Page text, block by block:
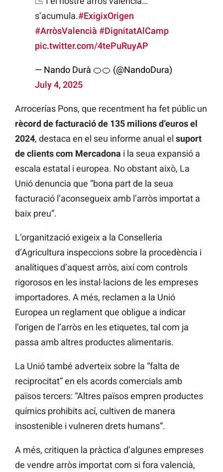
s’acumula.#ExigixOrigen
#ArròsValencià #DignitatAlCamp
pic.twitter.com/4tePuRuyAP
— Nando Durà 🍊🍊 (@NandoDura)
July 4, 2025
Arrocerías Pons, que recentment ha fet públic un
rècord de facturació de 135 milions d’euros el
2024, destaca en el seu informe anual el suport
de clients com Mercadona i la seua expansió a
escala estatal i europea. No obstant això, La
Unió denuncia que “bona part de la seua
facturació l’aconsegueix amb l’arròs importat a
baix preu”.
L’organització exigeix a la Conselleria
d’Agricultura inspeccions sobre la procedència i
analítiques d’aquest arròs, així com controls
rigorosos en les instal·lacions de les empreses
importadores. A més, reclamen a la Unió
Europea un reglament que obligue a indicar
l’origen de l’arròs en les etiquetes, tal com ja
passa amb altres productes alimentaris.
La Unió també adverteix sobre la “falta de
reciprocitat” en els acords comercials amb
països tercers: “Altres països empren productes
químics prohibits ací, cultiven de manera
insostenible i vulneren drets humans”.
A més, critiquen la pràctica d’algunes empreses
de vendre arròs importat com si fora valencià,